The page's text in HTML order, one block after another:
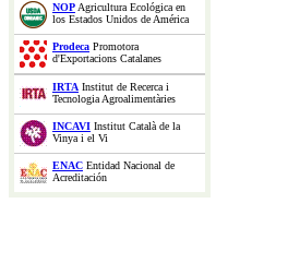
NOPAgricultura Ecológica en
los Estados Unidos de América
Prodeca Promotora
d'Exportacions Catalanes
IRTA Institut de Recerca i
Tecnologia Agroalimentàries
INCAVI Institut Català de la
Vinya i el Vi
ENAC Entidad Nacional de
Acreditación